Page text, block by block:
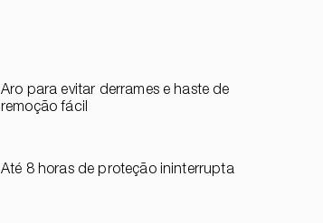
Aro para evitar derrames e haste de
remoção fácil
Até 8 horas de proteção ininterrupta